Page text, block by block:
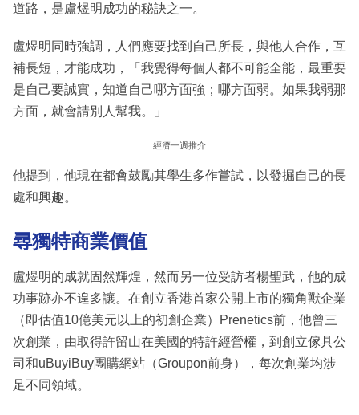
道路，是盧煜明成功的秘訣之一。
盧煜明同時強調，人們應要找到自己所長，與他人合作，互
補長短，才能成功，「我覺得每個人都不可能全能，最重要
是自己要誠實，知道自己哪方面強；哪方面弱。如果我弱那
方面，就會請別人幫我。」
經濟一週推介
他提到，他現在都會鼓勵其學生多作嘗試，以發掘自己的長
處和興趣。
尋獨特商業價值
盧煜明的成就固然輝煌，然而另一位受訪者楊聖武，他的成
功事跡亦不遑多讓。在創立香港首家公開上市的獨角獸企業
（即估值10億美元以上的初創企業）Prenetics前，他曾三
次創業，由取得許留山在美國的特許經營權，到創立傢具公
司和uBuyiBuy團購網站（Groupon前身），每次創業均涉
足不同領域。